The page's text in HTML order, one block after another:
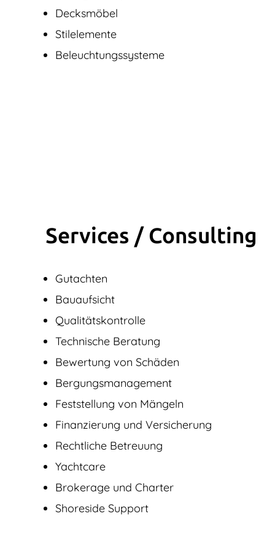
Decksmöbel
Stilelemente
Beleuchtungssysteme
Services / Consulting
Gutachten
Bauaufsicht
Qualitätskontrolle
Technische Beratung
Bewertung von Schäden
Bergungsmanagement
Feststellung von Mängeln
Finanzierung und Versicherung
Rechtliche Betreuung
Yachtcare
Brokerage und Charter
Shoreside Support